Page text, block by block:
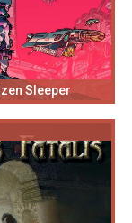
Sleeper